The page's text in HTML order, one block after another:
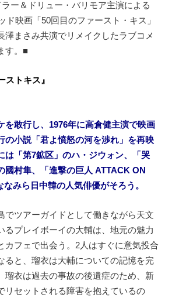
ー＆ドリュー・バリモア主演による
ド映画「50回目のファースト・キス」
澤まさみ共演でリメイクしたラブコメ
す。■
ストキス』
を敢行し、1976年に高倉健主演で映画
の小説「君よ憤怒の河を渉れ」を再映
は「第7鉱区」のハ・ジウォン、「哭
村隼、「進撃の巨人 ATTACK ON
みら日中韓の人気俳優がそろう。
でツアーガイドとして働きながら天文
るプレイボーイの大輔は、地元の魅力
カフェで出会う。2人はすぐに意気投合
ると、瑠衣は大輔についての記憶を完
瑠衣は過去の事故の後遺症のため、新
リセットされる障害を抱えているの